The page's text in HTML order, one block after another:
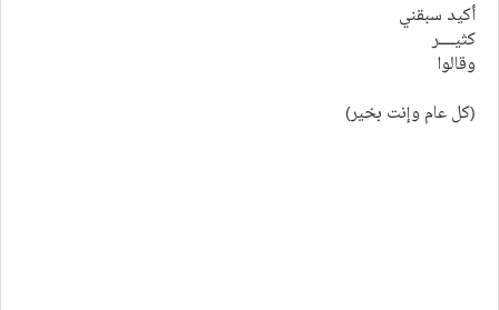
أكيد سبقني
كثيـــــــر
وقالوا
(كل عام وإنت بخير)